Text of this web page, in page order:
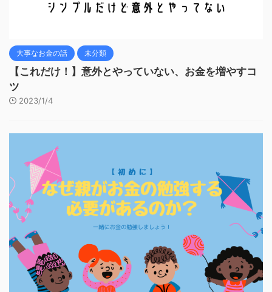
大事なお金の話 未分類
【これだけ！】意外とやっていない、お金を増やすコ
ツ
2023/1/4